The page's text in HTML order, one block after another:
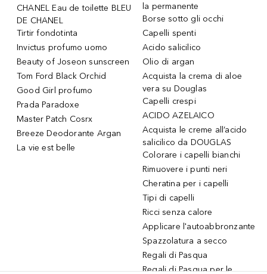
CHANEL Eau de toilette BLEU
DE CHANEL
Tirtir fondotinta
Invictus profumo uomo
Beauty of Joseon sunscreen
Tom Ford Black Orchid
Good Girl profumo
Prada Paradoxe
Master Patch Cosrx
Breeze Deodorante Argan
La vie est belle
la permanente
Borse sotto gli occhi
Capelli spenti
Acido salicilico
Olio di argan
Acquista la crema di aloe
vera su Douglas
Capelli crespi
ACIDO AZELAICO
Acquista le creme all’acido
salicilico da DOUGLAS
Colorare i capelli bianchi
Rimuovere i punti neri
Cheratina per i capelli
Tipi di capelli
Ricci senza calore
Applicare l'autoabbronzante
Spazzolatura a secco
Regali di Pasqua
Regali di Pasqua per le